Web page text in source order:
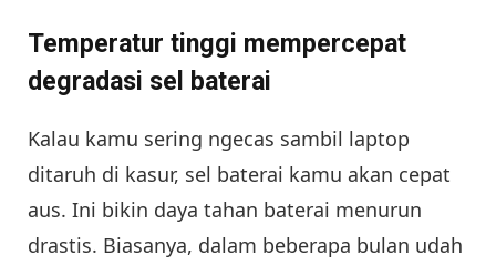
Temperatur tinggi mempercepat
degradasi sel baterai
Kalau kamu sering ngecas sambil laptop
ditaruh di kasur, sel baterai kamu akan cepat
aus. Ini bikin daya tahan baterai menurun
drastis. Biasanya, dalam beberapa bulan udah